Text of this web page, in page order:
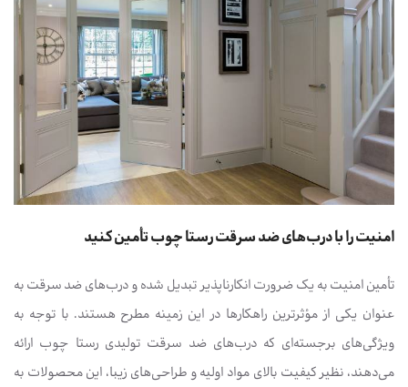
امنیت را با درب‌های ضد سرقت رستا چوب تأمین کنید
تأمین امنیت به یک ضرورت انکارناپذیر تبدیل شده و درب‌های ضد سرقت به
عنوان یکی از مؤثرترین راهکارها در این زمینه مطرح هستند. با توجه به
ویژگی‌های برجسته‌ای که درب‌های ضد سرقت تولیدی رستا چوب ارائه
می‌دهند، نظیر کیفیت بالای مواد اولیه و طراحی‌های زیبا، این محصولات به